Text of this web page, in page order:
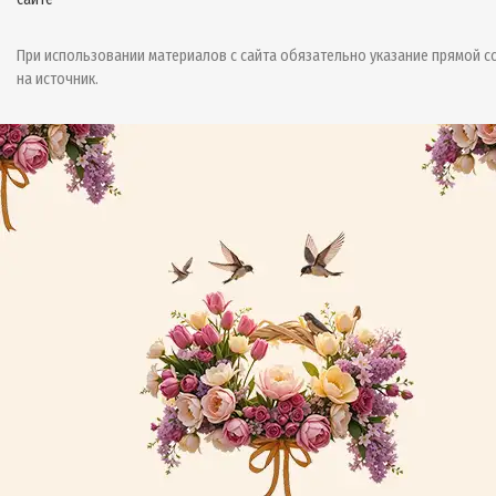
При использовании материалов с сайта обязательно указание прямой
на источник.